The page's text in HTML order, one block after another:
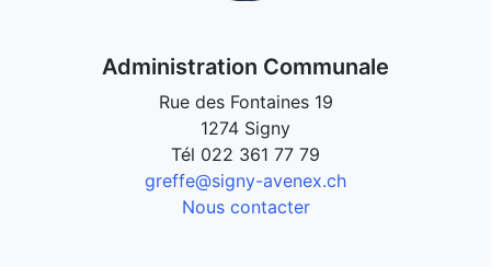
Administration Communale
Rue des Fontaines 19
1274 Signy
Tél 022 361 77 79
greffe@signy-avenex.ch
Nous contacter